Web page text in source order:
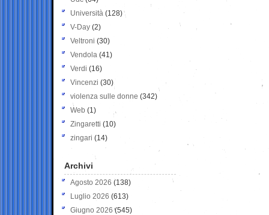
Università (128)
V-Day (2)
Veltroni (30)
Vendola (41)
Verdi (16)
Vincenzi (30)
violenza sulle donne (342)
Web (1)
Zingaretti (10)
zingari (14)
Archivi
Agosto 2026 (138)
Luglio 2026 (613)
Giugno 2026 (545)